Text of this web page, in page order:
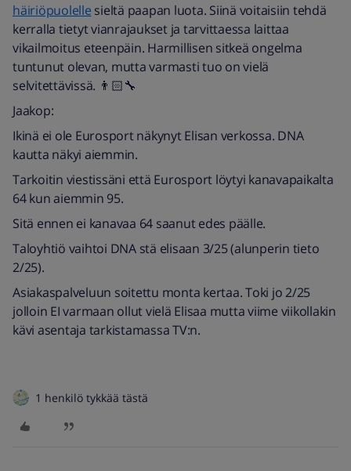
häiriöpuolelle sieltä paapan luota. Siinä voitaisiin tehdä
kerralla tietyt vianrajaukset ja tarvittaessa laittaa
vikailmoitus eteenpäin. Harmillisen sitkeä ongelma
tuntunut olevan, mutta varmasti tuo on vielä
selvitettävissä. 👨🏻‍🔧
Jaakop:
Ikinä ei ole Eurosport näkynyt Elisan verkossa. DNA
kautta näkyi aiemmin.
Tarkoitin viestissäni että Eurosport löytyi kanavapaikalta
64 kun aiemmin 95.
Sitä ennen ei kanavaa 64 saanut edes päälle.
Taloyhtiö vaihtoi DNA stä elisaan 3/25 (alunperin tieto
2/25).
Asiakaspalveluun soitettu monta kertaa. Toki jo 2/25
jolloin EI varmaan ollut vielä Elisaa mutta viime viikollakin
kävi asentaja tarkistamassa TV:n.
1 henkilö tykkää tästä